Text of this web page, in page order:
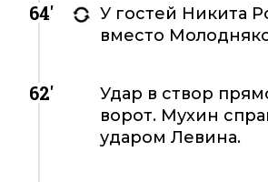
64'
У гостей Никита
вместо
62'
Удар в створ
ворот. Мухин
ударом Левина.